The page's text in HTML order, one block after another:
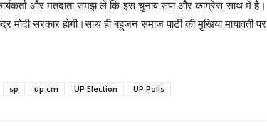
और मतदाता समझ लें कि इस चुनाव सपा और कांग्रेस साथ में है।
सरकार होगी।साथ ही बहुजन समाज पार्टी की मुखिया मायावती पर
sp up cm UP Election UP Polls